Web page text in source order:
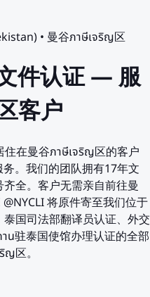
) • 曼谷ภาษีเจริญ区
件认证 — 服
客户
在曼谷ภาษีเจริญ区的客户
。我们的团队拥有17年文
全。客户无需亲自前往曼
将原件寄至我们位于
国司法部翻译员认证、外交
น驻泰国使馆办理认证的全部
区。